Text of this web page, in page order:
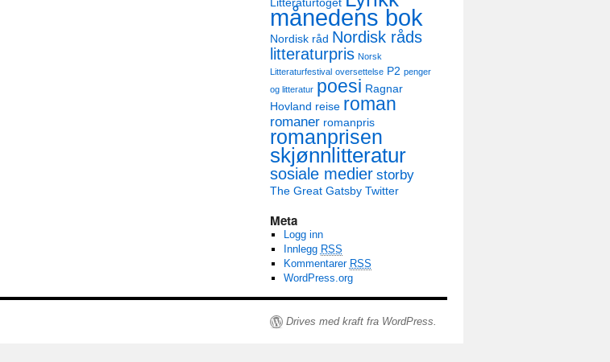
månedens bok
Nordisk råd Nordisk råds
litteraturpris Norsk
Litteraturfestival oversettelse P2 penger
og litteratur poesi Ragnar
Hovland reise roman
romaner romanpris
romanprisen
skjønnlitteratur
sosiale medier storby
The Great Gatsby Twitter
Meta
Logg inn
Innlegg RSS
Kommentarer RSS
WordPress.org
Drives med kraft fra WordPress.